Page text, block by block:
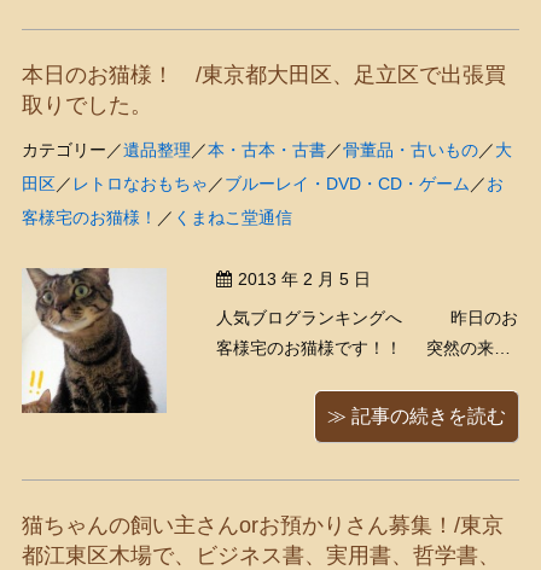
本日のお猫様！ /東京都大田区、足立区で出張買
取りでした。
カテゴリー／遺品整理／本・古本・古書／骨董品・古いもの／大
田区／ レトロなおもちゃ／ブルーレイ・DVD・CD・ゲーム／お
客様宅のお猫様！ ／ くまねこ堂通信
2013 年 2 月 5 日
人気ブログランキングへ 昨日のお
客様宅のお猫様です！！ 突然の来客
トラちゃんのおめめ真ん丸ね、うふふ
ふふ（*´∀｀*） キジトラちゃんが女の
≫ 記事の続きを読む
猫ちゃんの飼い主さんorお預かりさん募集！/東京
都江東区木場で、ビジネス書、実用書、哲学書、